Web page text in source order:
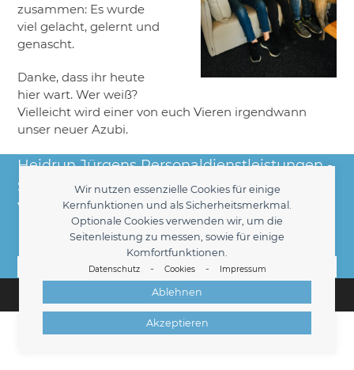
Wir nutzen essenzielle Cookies für einige
Kernfunktionen und als Sicherheitsmerkmal.
Optionale Cookies verwenden wir, um die
Seitenleistung zu messen, sowie für einige
Komfortfunktionen.
Datenschutz - Cookies - Impressum
Akzeptieren
Ablehnen
zusammen: Es wurde
viel gelacht, gelernt und
genascht.
Danke, dass ihr heute
hier wart. Wer weiß?
Vielleicht wird einer von euch Vieren irgendwann
unser neuer Azubi.
Heidrun Jürgens Personaldienstleistungen -
Seit 1998 Ihr kompetenter Partner für die
Vermittlung kaufmännischer Fach- und
Führungskräfte am Hamburger Markt.
Kontakt
Heidrun Jürgens Personaldienstleistungen
ImpressumDatenschutzKontaktCookies